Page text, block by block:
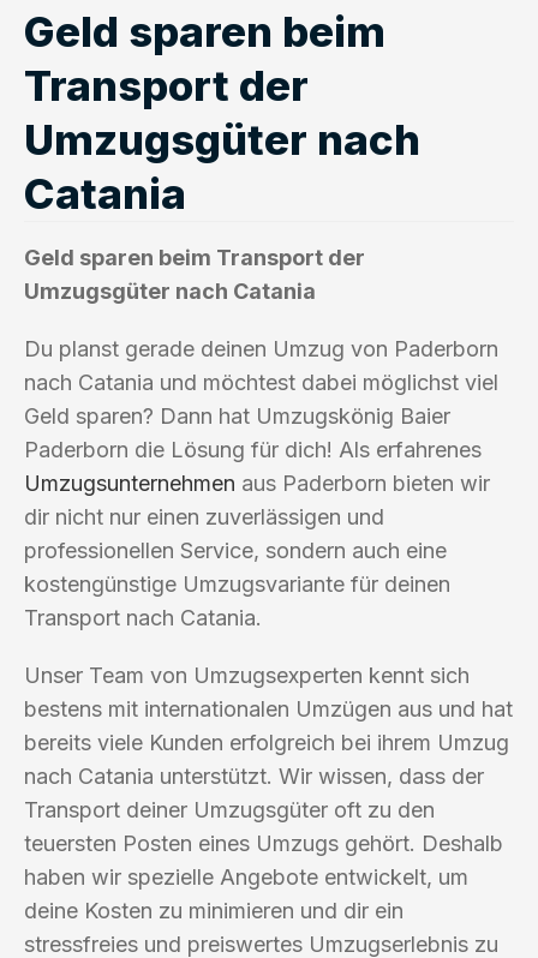
Geld sparen beim
Transport der
Umzugsgüter nach
Catania
Geld sparen beim Transport der
Umzugsgüter nach Catania
Du planst gerade deinen Umzug von Paderborn
nach Catania und möchtest dabei möglichst viel
Geld sparen? Dann hat Umzugskönig Baier
Paderborn die Lösung für dich! Als erfahrenes
Umzugsunternehmen aus Paderborn bieten wir
dir nicht nur einen zuverlässigen und
professionellen Service, sondern auch eine
kostengünstige Umzugsvariante für deinen
Transport nach Catania.
Unser Team von Umzugsexperten kennt sich
bestens mit internationalen Umzügen aus und hat
bereits viele Kunden erfolgreich bei ihrem Umzug
nach Catania unterstützt. Wir wissen, dass der
Transport deiner Umzugsgüter oft zu den
teuersten Posten eines Umzugs gehört. Deshalb
haben wir spezielle Angebote entwickelt, um
deine Kosten zu minimieren und dir ein
stressfreies und preiswertes Umzugserlebnis zu